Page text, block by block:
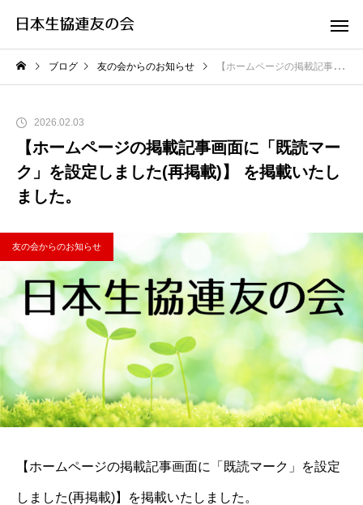
ブログ 友の会からのお知らせ 【ホームページの掲載記事画面に「既読マーク」を設定しました(再掲載)】 を掲載いたしました。
2026.02.03
【ホームページの掲載記事画面に「既読マー
ク」を設定しました(再掲載)】 を掲載いたし
ました。
友の会からのお知らせ
【ホームページの掲載記事画面に「既読マーク」を設定
しました(再掲載)】を掲載いたしました。